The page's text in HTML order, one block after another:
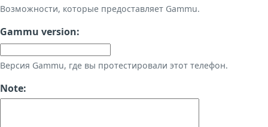
Возможности, которые предоставляет Gammu.
Gammu version:
Версия Gammu, где вы протестировали этот телефон.
Note: